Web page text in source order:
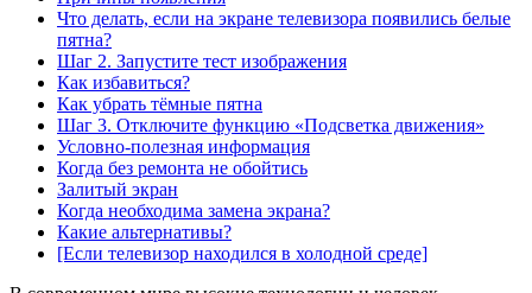
Что делать, если на экране телевизора появились белые
пятна?
Шаг 2. Запустите тест изображения
Как избавиться?
Как убрать тёмные пятна
Шаг 3. Отключите функцию «Подсветка движения»
Условно-полезная информация
Когда без ремонта не обойтись
Залитый экран
Когда необходима замена экрана?
Какие альтернативы?
[Если телевизор находился в холодной среде]